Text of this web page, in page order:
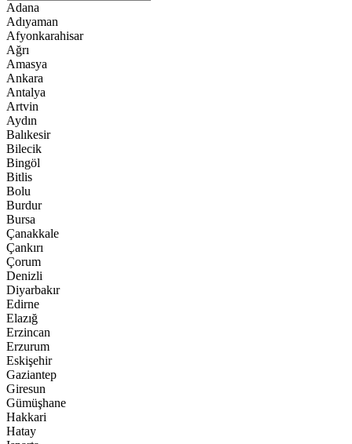
Adana
Adıyaman
Afyonkarahisar
Ağrı
Amasya
Ankara
Antalya
Artvin
Aydın
Balıkesir
Bilecik
Bingöl
Bitlis
Bolu
Burdur
Bursa
Çanakkale
Çankırı
Çorum
Denizli
Diyarbakır
Edirne
Elazığ
Erzincan
Erzurum
Eskişehir
Gaziantep
Giresun
Gümüşhane
Hakkari
Hatay